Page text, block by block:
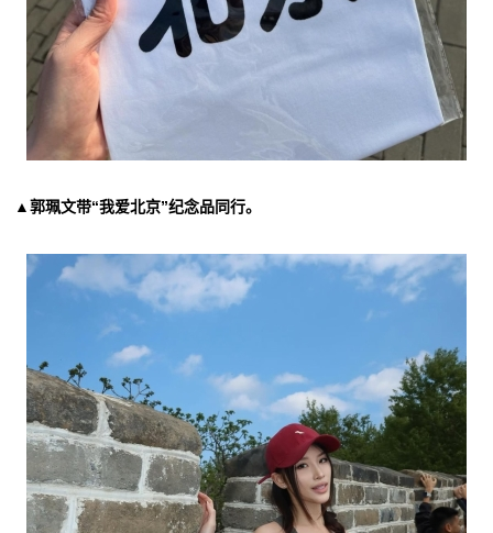
▲郭珮文带“我爱北京”纪念品同行。